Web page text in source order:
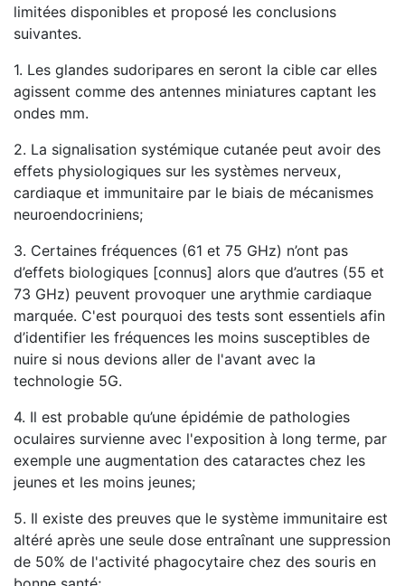
limitées disponibles et proposé les conclusions
suivantes.
1. Les glandes sudoripares en seront la cible car elles
agissent comme des antennes miniatures captant les
ondes mm.
2. La signalisation systémique cutanée peut avoir des
effets physiologiques sur les systèmes nerveux,
cardiaque et immunitaire par le biais de mécanismes
neuroendocriniens;
3. Certaines fréquences (61 et 75 GHz) n’ont pas
d’effets biologiques [connus] alors que d’autres (55 et
73 GHz) peuvent provoquer une arythmie cardiaque
marquée. C'est pourquoi des tests sont essentiels afin
d’identifier les fréquences les moins susceptibles de
nuire si nous devions aller de l'avant avec la
technologie 5G.
4. Il est probable qu’une épidémie de pathologies
oculaires survienne avec l'exposition à long terme, par
exemple une augmentation des cataractes chez les
jeunes et les moins jeunes;
5. Il existe des preuves que le système immunitaire est
altéré après une seule dose entraînant une suppression
de 50% de l'activité phagocytaire chez des souris en